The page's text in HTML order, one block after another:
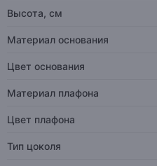
Высота, см
Материал основания
Цвет основания
Материал плафона
Цвет плафона
Тип цоколя